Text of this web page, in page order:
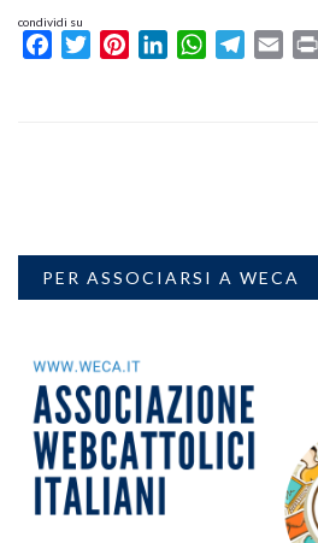
condividi su
FacebookTwitterPinterestLinkedInWhatsAppTelegram
Email
PER ASSOCIARSI A WECA